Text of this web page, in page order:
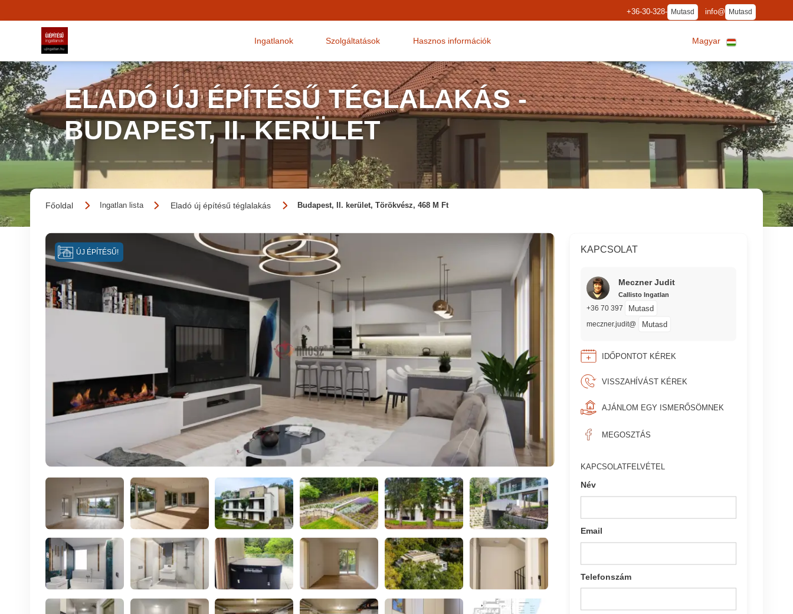
+36-30-328- Mutasd info@ Mutasd
Ingatlanok Szolgáltatások Hasznos információk Magyar
ELADÓ ÚJ ÉPÍTÉSŰ TÉGLALAKÁS -
BUDAPEST, II. KERÜLET
Főoldal Ingatlan lista Eladó új építésű téglalakás Budapest, II. kerület, Törökvész, 468 M Ft
ÚJ ÉPÍTÉSŰ! KAPCSOLAT
Meczner Judit
Callisto Ingatlan
+36 70 397 Mutasd
meczner.judit@ Mutasd
IDŐPONTOT KÉREK
VISSZAHÍVÁST KÉREK
AJÁNLOM EGY ISMERŐSÖMNEK
MEGOSZTÁS
KAPCSOLATFELVÉTEL
Név
Email
Telefonszám